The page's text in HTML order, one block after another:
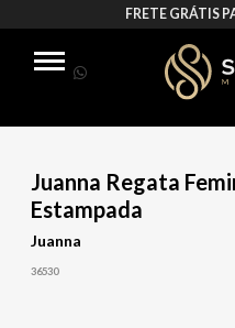
FRETE GRÁTIS
Juanna Regata
Estampada
Juanna
36530